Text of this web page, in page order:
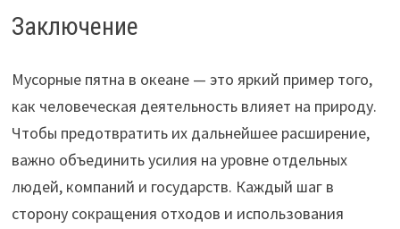
Заключение
Мусорные пятна в океане — это яркий пример того,
как человеческая деятельность влияет на природу.
Чтобы предотвратить их дальнейшее расширение,
важно объединить усилия на уровне отдельных
людей, компаний и государств. Каждый шаг в
сторону сокращения отходов и использования